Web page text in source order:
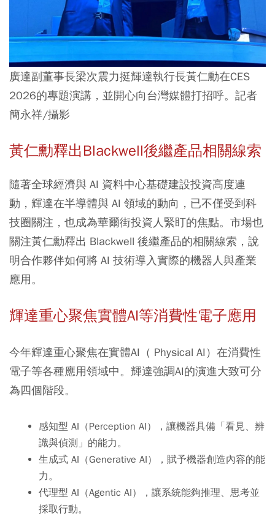
廣達副董事長梁次震力挺輝達執行長黃仁勳在CES
2026的專題演講，並開心向台灣媒體打招呼。記者
簡永祥/攝影
黃仁勳釋出Blackwell後繼產品相關線索
隨著全球經濟與 AI 資料中心基礎建設投資高度連
動，輝達在半導體與 AI 領域的動向，已不僅受到科
技圈關注，也成為華爾街投資人緊盯的焦點。市場也
關注黃仁勳釋出 Blackwell 後繼產品的相關線索，說
明合作夥伴如何將 AI 技術導入實際的機器人與產業
應用。
輝達重心聚焦實體AI等消費性電子應用
今年輝達重心聚焦在實體AI（ Physical AI）在消費性
電子等各種應用領域中。輝達強調AI的演進大致可分
為四個階段。
感知型 AI（Perception AI），讓機器具備「看見、辨
識與偵測」的能力。
生成式 AI（Generative AI），賦予機器創造內容的能
力。
代理型 AI（Agentic AI），讓系統能夠推理、思考並
採取行動。